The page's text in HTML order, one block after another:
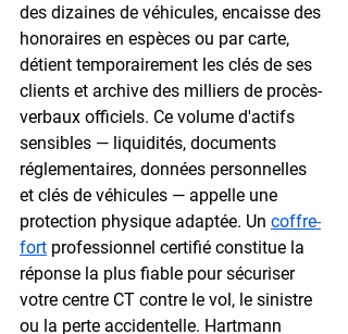
des dizaines de véhicules, encaisse des
honoraires en espèces ou par carte,
détient temporairement les clés de ses
clients et archive des milliers de procès-
verbaux officiels. Ce volume d'actifs
sensibles — liquidités, documents
réglementaires, données personnelles
et clés de véhicules — appelle une
protection physique adaptée. Un coffre-
fort professionnel certifié constitue la
réponse la plus fiable pour sécuriser
votre centre CT contre le vol, le sinistre
ou la perte accidentelle. Hartmann